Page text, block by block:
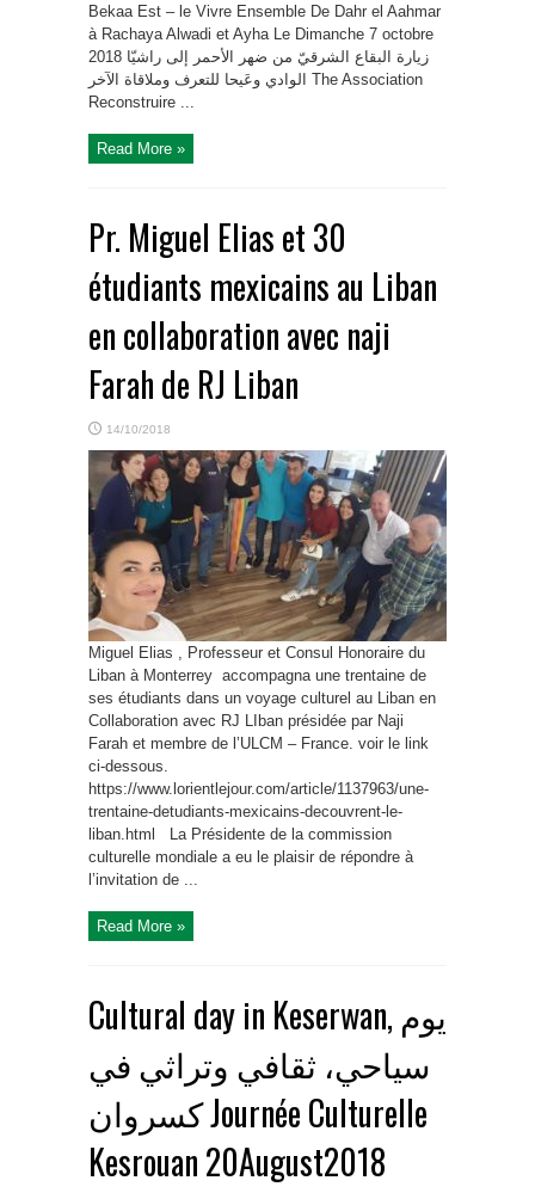
Bekaa Est – le Vivre Ensemble De Dahr el Aahmar
à Rachaya Alwadi et Ayha Le Dimanche 7 octobre
2018 زيارة البقاع الشرقيّ من ضهر الأحمر إلى راشيّا
الوادي وعَيحا للتعرف وملاقاة الآخر The Association
Reconstruire ...
Read More »
Pr. Miguel Elias et 30
étudiants mexicains au Liban
en collaboration avec naji
Farah de RJ Liban
14/10/2018
Miguel Elias , Professeur et Consul Honoraire du
Liban à Monterrey accompagna une trentaine de
ses étudiants dans un voyage culturel au Liban en
Collaboration avec RJ LIban présidée par Naji
Farah et membre de l’ULCM – France. voir le link
ci-dessous.
https://www.lorientlejour.com/article/1137963/une-
trentaine-detudiants-mexicains-decouvrent-le-
liban.html La Présidente de la commission
culturelle mondiale a eu le plaisir de répondre à
l’invitation de ...
Read More »
Cultural day in Keserwan, يوم
سياحي، ثقافي وتراثي في
كسروان Journée Culturelle
Kesrouan 20August2018